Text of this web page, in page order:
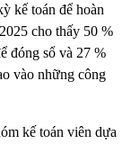
kế toán để hoàn
cho thấy 50 %
đóng sổ và 27 %
vào những công
kế toán viên dựa